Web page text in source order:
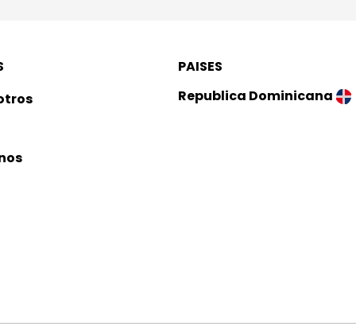
PAISES
Republica Dominicana